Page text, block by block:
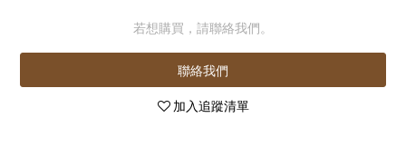
若想購買，請聯絡我們。
聯絡我們
加入追蹤清單